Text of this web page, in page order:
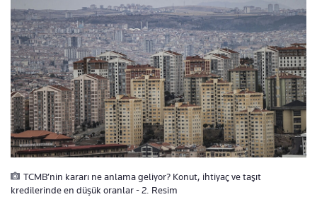
TCMB’nin kararı ne anlama geliyor? Konut, ihtiyaç ve taşıt
kredilerinde en düşük oranlar - 2. Resim